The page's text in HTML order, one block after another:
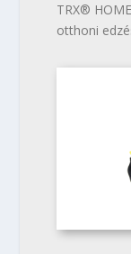
TRX®
otthoni